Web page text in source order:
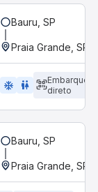
Bauru, SP
Praia Grande, SP
ac_unit wc
Embarque
direto
Bauru, SP
Praia Grande, SP